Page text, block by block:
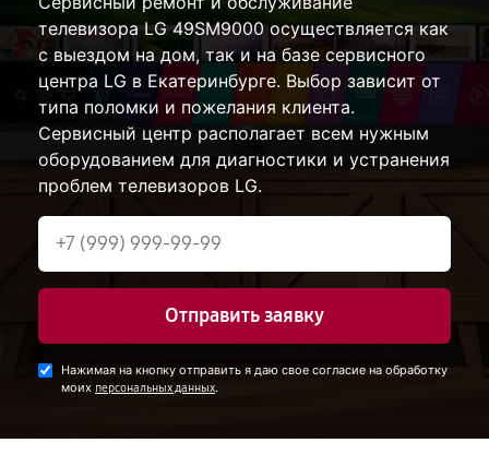
телевизора LG 49SM9000 осуществляется как
с выездом на дом, так и на базе сервисного
центра LG в Екатеринбурге. Выбор зависит от
типа поломки и пожелания клиента.
Сервисный центр располагает всем нужным
оборудованием для диагностики и устранения
проблем телевизоров LG.
Отправить заявку
Нажимая на кнопку отправить я даю свое согласие на обработку
моих персональных данных.